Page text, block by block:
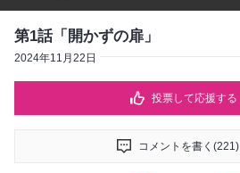
第1話「開かずの扉」
2024年11月22日
投票して応援する
コメントを書く(221)